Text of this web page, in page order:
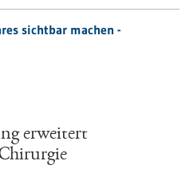
sichtbar machen -
erweitert